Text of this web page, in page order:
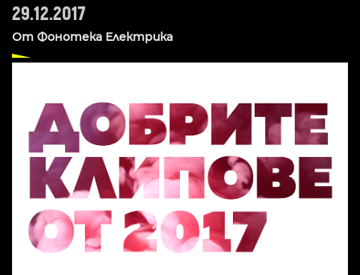
29.12.2017
От Фонотека Електрика